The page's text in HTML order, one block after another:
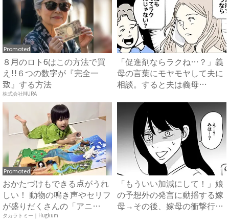
Promoted
８月のロト6はこの方法で買
え!!６つの数字が『完全一
致』する方法
株式会社MURA
「促進剤ならラクね…？」義
母の言葉にモヤモヤして夫に
相談。すると夫は義母
Promoted
おかたづけもできる点がうれ
しい！ 動物の鳴き声やセリフ
が盛りだくさんの「アニ
ア ...
タカラトミー｜Hugkum
「もういい加減にして！」娘
の予想外の発言に動揺する嫁
母→その後、嫁母の衝撃行動